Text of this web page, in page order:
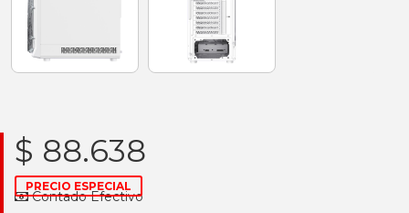
$ 88.638
PRECIO ESPECIAL
Contado Efectivo